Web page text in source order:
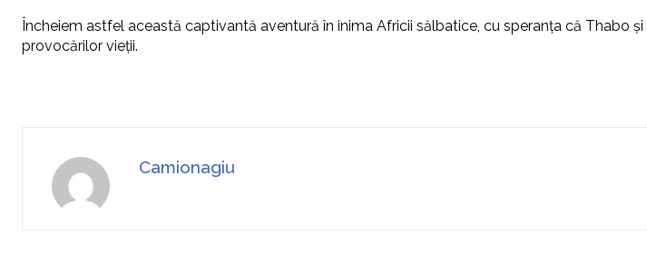
Încheiem astfel această captivantă aventură în inima Africii sălbatice, cu speranța că Thabo
provocărilor vieții.
Camionagiu